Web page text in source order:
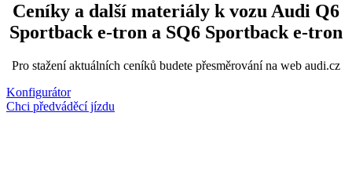
Ceníky a další materiály k vozu Audi Q6
Sportback e-tron a SQ6 Sportback e-tron
Pro stažení aktuálních ceníků budete přesměrování na web audi.cz
Konfigurátor
Chci předváděcí jízdu